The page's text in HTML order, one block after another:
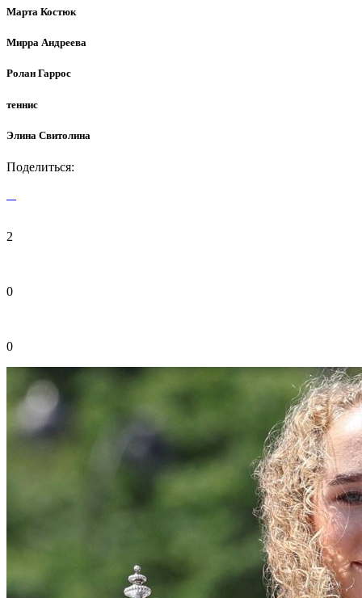
Марта Костюк
Мирра Андреева
Ролан Гаррос
теннис
Элина Свитолина
Поделиться:
2
0
0